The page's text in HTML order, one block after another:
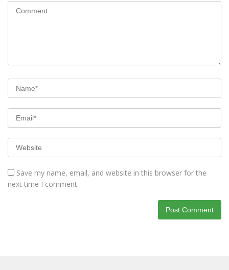
Save my name, email, and website in this browser for the
next time I comment.